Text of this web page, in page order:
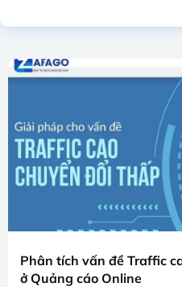
Phân tích vấn đề Traffic
ở Quảng cáo Online